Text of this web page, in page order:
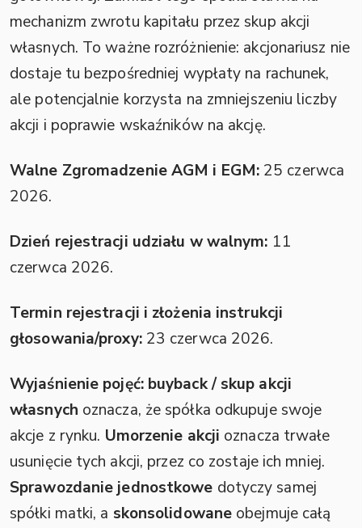
mechanizm zwrotu kapitału przez skup akcji
własnych. To ważne rozróżnienie: akcjonariusz nie
dostaje tu bezpośredniej wypłaty na rachunek,
ale potencjalnie korzysta na zmniejszeniu liczby
akcji i poprawie wskaźników na akcję.
Walne Zgromadzenie AGM i EGM:25 czerwca
2026.
Dzień rejestracji udziału w walnym: 11
czerwca 2026.
Termin rejestracji i złożenia instrukcji
głosowania/proxy:23 czerwca 2026.
Wyjaśnienie pojęć: buyback / skup akcji
własnych oznacza, że spółka odkupuje swoje
akcje z rynku. Umorzenie akcji oznacza trwałe
usunięcie tych akcji, przez co zostaje ich mniej.
Sprawozdanie jednostkowe dotyczy samej
spółki matki, a skonsolidowane obejmuje całą